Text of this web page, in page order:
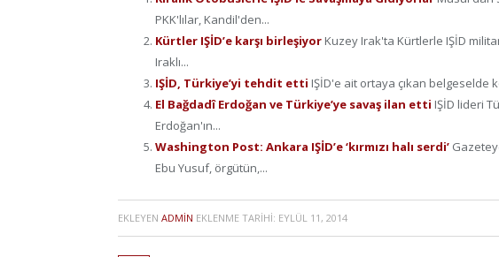
PKK'lılar, Kandil'den...
Kürtler IŞİD’e karşı birleşiyor Kuzey Irak'ta Kürtlerle IŞİD
Iraklı...
IŞİD, Türkiye’yi tehdit etti IŞİD'e ait ortaya çıkan belgeselde
El Bağdadî Erdoğan ve Türkiye’ye savaş ilan etti IŞİD lideri
Erdoğan'ın...
Washington Post: Ankara IŞİD’e ‘kırmızı halı serdi’
Ebu Yusuf, örgütün,...
EKLEYEN ADMIN EKLENME TARIHI: EYLÜL 11, 2014